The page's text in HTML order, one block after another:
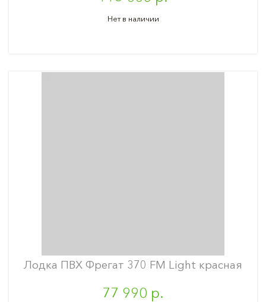
Нет в наличии
Лодка ПВХ Фрегат 370 FM Light красная
77 990 р.